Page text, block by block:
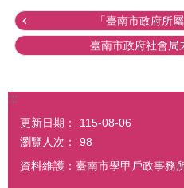
「臺南市政府所
臺南市政府社會局
:::
更新日期：
115-08-06
瀏覽人次：
98
資料維護：臺南市學甲戶政事務